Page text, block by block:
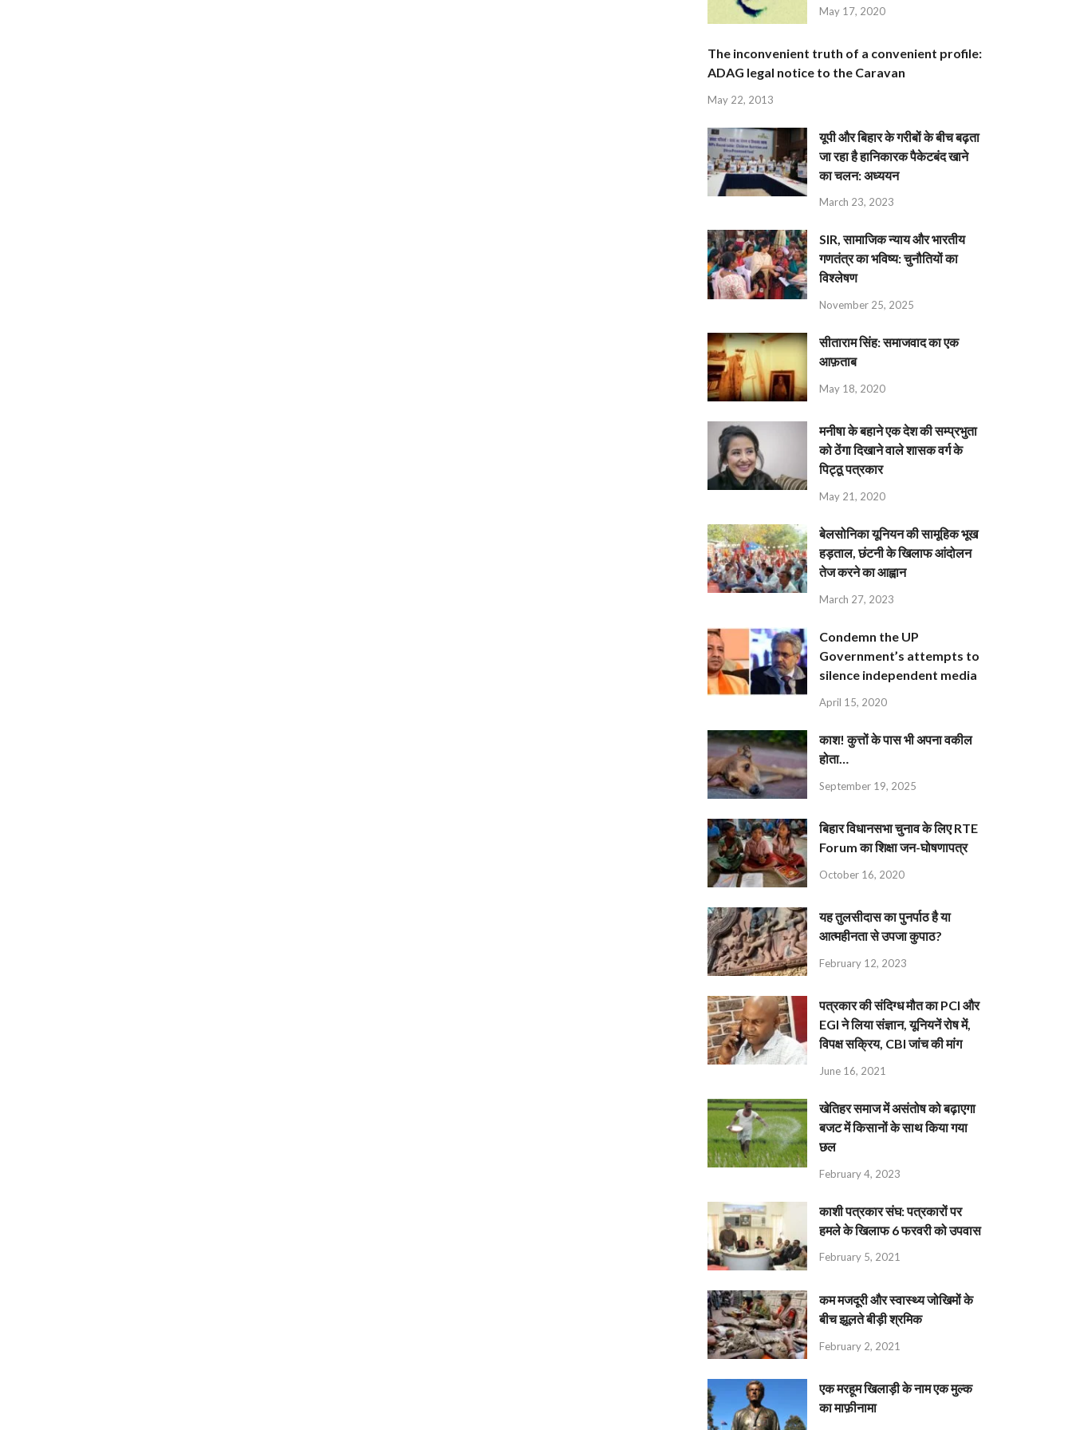
May 17, 2020
The inconvenient truth of a convenient profile:
ADAG legal notice to the Caravan
May 22, 2013
यूपी और बिहार के गरीबों के बीच बढ़ता
जा रहा है हानिकारक पैकेटबंद खाने
का चलन: अध्ययन
March 23, 2023
SIR, सामाजिक न्याय और भारतीय
गणतंत्र का भविष्य: चुनौतियों का
विश्लेषण
November 25, 2025
सीताराम सिंह: समाजवाद का एक
आफ़ताब
May 18, 2020
मनीषा के बहाने एक देश की सम्प्रभुता
को ठेंगा दिखाने वाले शासक वर्ग के
पिट्ठू पत्रकार
May 21, 2020
बेलसोनिका यूनियन की सामूहिक भूख
हड़ताल, छंटनी के खिलाफ आंदोलन
तेज करने का आह्वान
March 27, 2023
Condemn the UP
Government’s attempts to
silence independent media
April 15, 2020
काश! कुत्तों के पास भी अपना वकील
होता…
September 19, 2025
बिहार विधानसभा चुनाव के लिए RTE
Forum का शिक्षा जन-घोषणापत्र
October 16, 2020
यह तुलसीदास का पुनर्पाठ है या
आत्महीनता से उपजा कुपाठ?
February 12, 2023
पत्रकार की संदिग्ध मौत का PCI और
EGI ने लिया संज्ञान, यूनियनें रोष में,
विपक्ष सक्रिय, CBI जांच की मांग
June 16, 2021
खेतिहर समाज में असंतोष को बढ़ाएगा
बजट में किसानों के साथ किया गया
छल
February 4, 2023
काशी पत्रकार संघ: पत्रकारों पर
हमले के खिलाफ 6 फरवरी को उपवास
February 5, 2021
कम मजदूरी और स्वास्थ्य जोखिमों के
बीच झूलते बीड़ी श्रमिक
February 2, 2021
एक मरहूम खिलाड़ी के नाम एक मुल्क
का माफ़ीनामा